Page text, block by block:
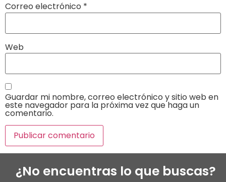
Correo electrónico *
Web
Guardar mi nombre, correo electrónico y sitio web en
este navegador para la próxima vez que haga un
comentario.
¿No encuentras lo que buscas?